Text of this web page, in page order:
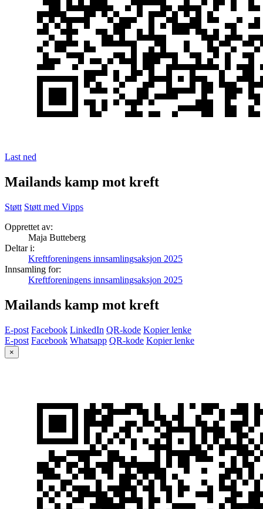
Last ned
Mailands kamp mot kreft
Støtt Støtt med Vipps
Opprettet av:
Maja Butteberg
Deltar i:
Kreftforeningens innsamlingsaksjon 2025
Innsamling for:
Kreftforeningens innsamlingsaksjon 2025
Mailands kamp mot kreft
E-post Facebook LinkedIn QR-kode Kopier lenke
E-post Facebook Whatsapp QR-kode Kopier lenke
×